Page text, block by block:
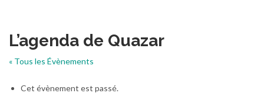
L’agenda de Quazar
« Tous les Évènements
Cet évènement est passé.